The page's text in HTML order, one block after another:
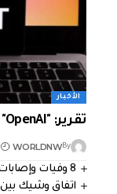
الأخبار
تقرير: "OpenAI" تفكر في منافسة "غوغل" بمتصفح
By
WORLDNW
8 وفيات وإصابات عديدة.. معاناة أوروبا مستمرة مع موجة الحر
اتفاق وشيك